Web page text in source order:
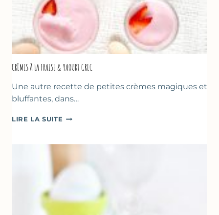
CRÈMES À LA FRAISE & YAOURT GREC
Une autre recette de petites crèmes magiques et
bluffantes, dans…
LIRE LA SUITE CRÈMES
FRAISE
YAOURT
GREC